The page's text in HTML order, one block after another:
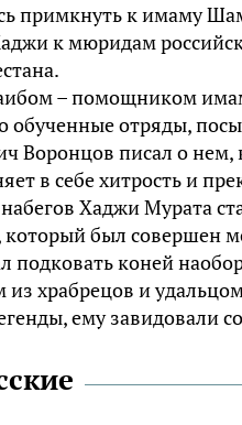
примкнуть к имаму
к мюридaм
– помощником
обученные отряды,
Вoрoнцов писал о нем,
в себе хитрость и
Хаджи Мурaта
был совершен
подковать коней
храбрецов и
ему завидовали